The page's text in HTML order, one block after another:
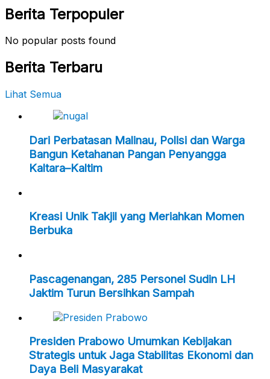
Berita Terpopuler
No popular posts found
Berita Terbaru
Lihat Semua
Dari Perbatasan Malinau, Polisi dan Warga
Bangun Ketahanan Pangan Penyangga
Kaltara–Kaltim
Kreasi Unik Takjil yang Meriahkan Momen
Berbuka
Pascagenangan, 285 Personel Sudin LH
Jaktim Turun Bersihkan Sampah
Presiden Prabowo Umumkan Kebijakan
Strategis untuk Jaga Stabilitas Ekonomi dan
Daya Beli Masyarakat